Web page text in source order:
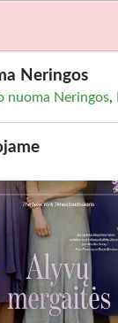
Neringos
nuoma Neringos,